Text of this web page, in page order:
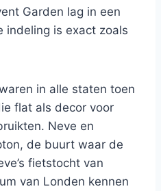
Garden lag in een
indeling is exact zoals
in alle staten toen
flat als decor voor
Neve en
de buurt waar de
fietstocht van
van Londen kennen